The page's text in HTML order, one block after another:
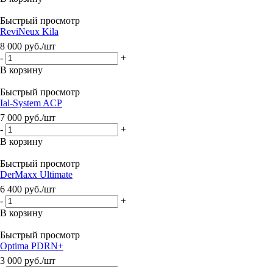
Быстрый просмотр
ReviNeux Kila
8 000 руб./шт
-
+
В корзину
Быстрый просмотр
Ial-System ACP
7 000 руб./шт
-
+
В корзину
Быстрый просмотр
DerMaxx Ultimate
6 400 руб./шт
-
+
В корзину
Быстрый просмотр
Optima PDRN+
3 000 руб./шт